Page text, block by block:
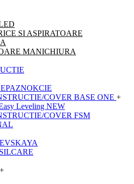
SI ASPIRATOARE
MANICHIURA
COVER BASE ONE +
Leveling NEW
COVER FSM
+